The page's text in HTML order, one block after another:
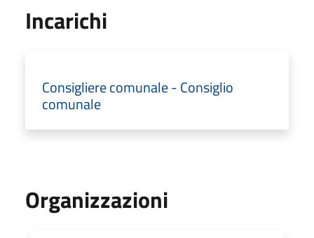
Incarichi
Consigliere comunale - Consiglio
comunale
Organizzazioni